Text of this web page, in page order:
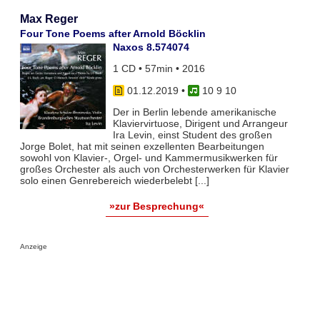
Max Reger
Four Tone Poems after Arnold Böcklin
Naxos 8.574074
1 CD • 57min • 2016
01.12.2019 •
10 9 10
Der in Berlin lebende amerikanische
Klaviervirtuose, Dirigent und Arrangeur
Ira Levin, einst Student des großen
Jorge Bolet, hat mit seinen exzellenten Bearbeitungen
sowohl von Klavier-, Orgel- und Kammermusikwerken für
großes Orchester als auch von Orchesterwerken für Klavier
solo einen Genrebereich wiederbelebt [...]
»zur Besprechung«
Anzeige